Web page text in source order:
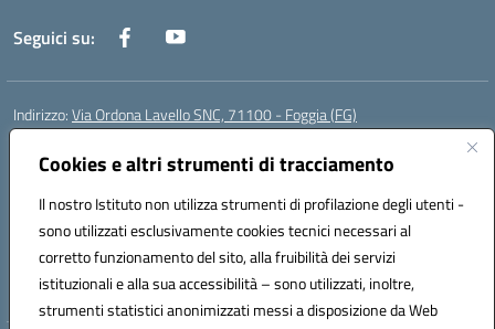
Cookies e altri strumenti di tracciamento
Il nostro Istituto non utilizza strumenti di profilazione degli utenti -
sono utilizzati esclusivamente cookies tecnici necessari al
corretto funzionamento del sito, alla fruibilità dei servizi
istituzionali e alla sua accessibilità – sono utilizzati, inoltre,
strumenti statistici anonimizzati messi a disposizione da Web
Seguici su:
Indirizzo:Via Ordona Lavello SNC, 71100 - Foggia (FG)
Centralino:
Posta elettronica certificata (PEC):fgmm00700x@pec.istruzione.it
Codice fiscale: 80002860718
Codice meccanografico:FGMM00700X
Codice Indice delle Pubbliche Amministrazioni (IPA): istsc_fgmm00700x
Codice unico di fatturazione (CUF): UFP3H5